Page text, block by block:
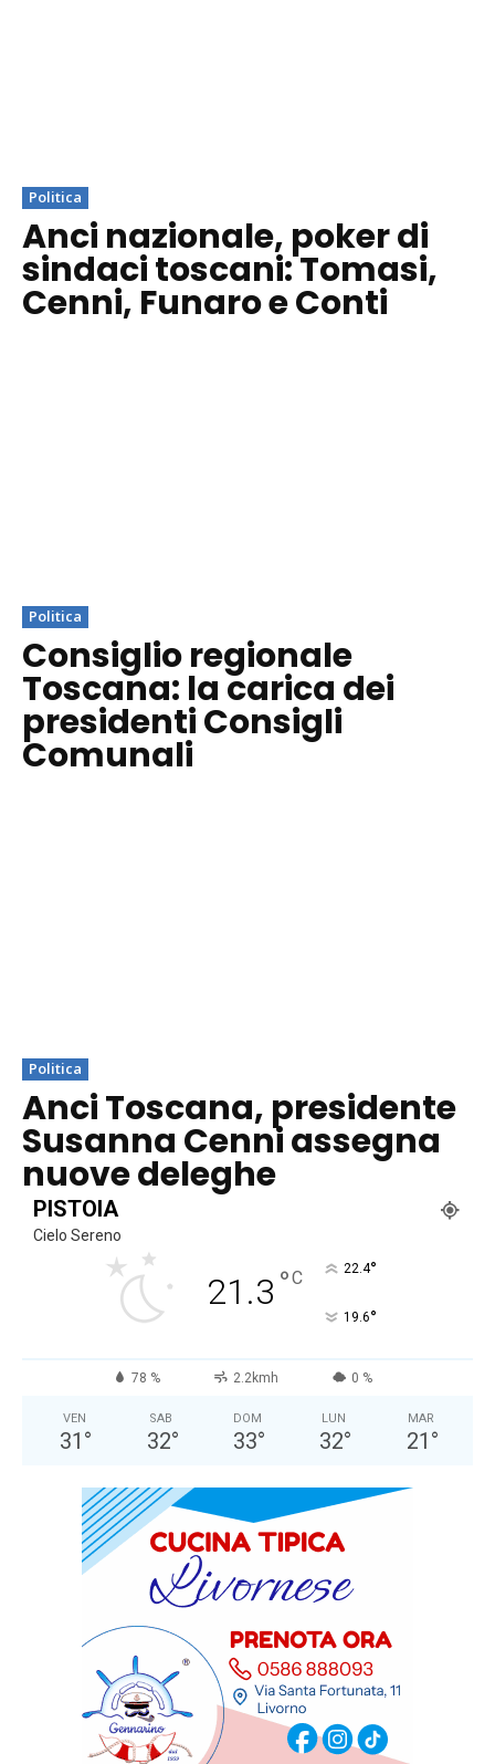
Politica
Anci nazionale, poker di
sindaci toscani: Tomasi,
Cenni, Funaro e Conti
Politica
Consiglio regionale
Toscana: la carica dei
presidenti Consigli
Comunali
Politica
Anci Toscana, presidente
Susanna Cenni assegna
nuove deleghe
PISTOIA
Cielo Sereno
21.3 °C 22.4°
19.6°
78 % 2.2kmh 0 %
VEN
31 °
SAB
32°
DOM
33°
LUN
32°
MAR
21 °